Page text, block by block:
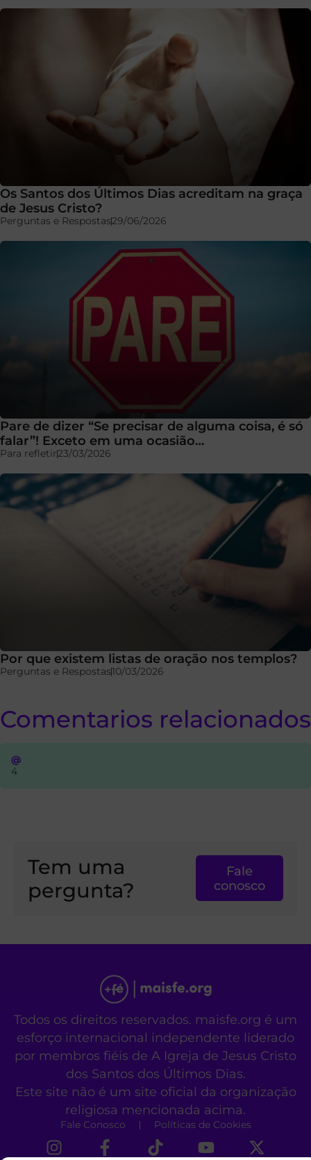
Os Santos dos Últimos Dias acreditam na graça
de Jesus Cristo?
Perguntas e Respostas29/06/2026
Pare de dizer “Se precisar de alguma coisa, é só
falar”! Exceto em uma ocasião…
Para refletir23/03/2026
Por que existem listas de oração nos templos?
Perguntas e Respostas10/03/2026
Comentarios relacionados
@
4
Tem uma
pergunta?
Fale
conosco
Todos os direitos reservados. maisfe.org é um
esforço internacional independente liderado
por membros fiéis de A Igreja de Jesus Cristo
dos Santos dos Últimos Dias.
Este site não é um site oficial da organização
religiosa mencionada acima.
Fale Conosco Políticas de Cookies